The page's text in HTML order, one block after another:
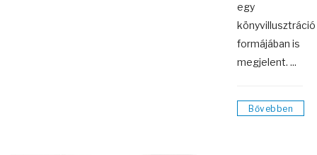
egy
könyvillusztráció
formájában is
megjelent. ...
Bővebben